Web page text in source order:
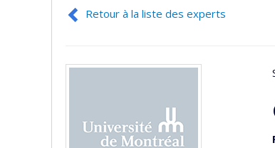
Retour à la liste des experts